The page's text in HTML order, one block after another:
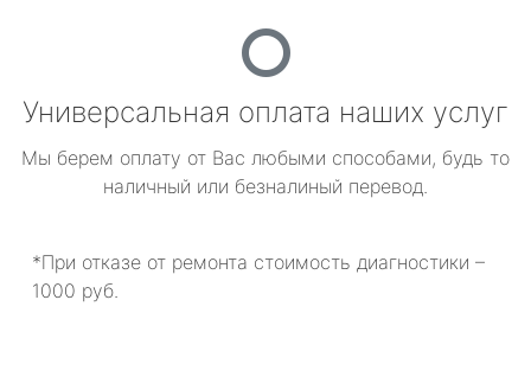
Универсальная оплата наших услуг
Мы берем оплату от Вас любыми способами, будь то
наличный или безналиный перевод.
*При отказе от ремонта стоимость диагностики –
1000 руб.